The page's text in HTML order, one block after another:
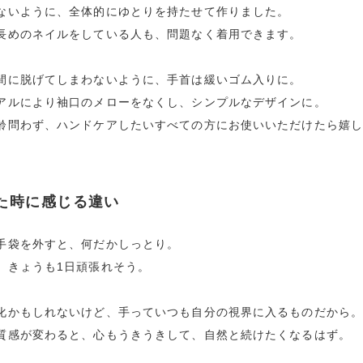
いように、全体的にゆとりを持たせて作りました。
めのネイルをしている人も、問題なく着用できます。
に脱げてしまわないように、手首は緩いゴム入りに。
ルにより袖口のメローをなくし、シンプルなデザインに。
問わず、ハンドケアしたいすべての方にお使いいただけたら嬉し
時に感じる違い
袋を外すと、何だかしっとり。
きょうも1日頑張れそう。
かもしれないけど、手っていつも自分の視界に入るものだから。
感が変わると、心もうきうきして、自然と続けたくなるはず。